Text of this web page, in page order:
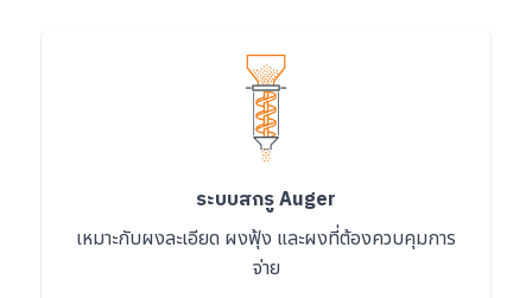
ระบบสกรู Auger
เหมาะกับผงละเอียด ผงฟุ้ง และผงที่ต้องควบคุมการ
จ่าย